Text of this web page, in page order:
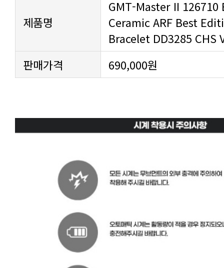
제품명
Bracelet DD3285 CHS
판매가격
690,000원